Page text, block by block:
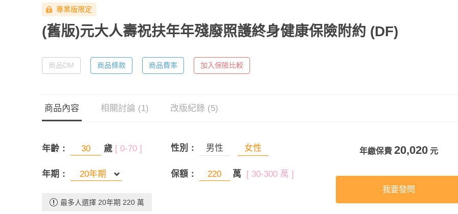
專業版限定
(舊版)元大人壽祝扶年年殘廢照護終身健康保險附約 (DF)
商品DM 商品條款 商品費率 加入保險比較
商品內容 相關討論 (1) 改版紀錄 (5)
年齡： 歲 [ 0-70 ] 性別： 男性 女性
年期： 保額： 萬 [ 30-300 萬 ]
最多人選擇 20年期 220 萬
年繳保費 20,020元
我要發問